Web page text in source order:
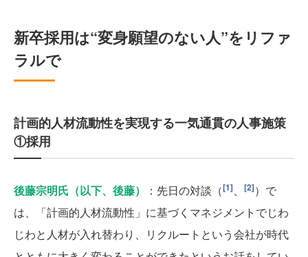
新卒採用は“変身願望のない人”をリファ
ラルで
計画的人材流動性を実現する一気通貫の人事施策
①採用
後藤宗明氏（以下、後藤） ：先日の対談（[1]、 [2]）で
は、「計画的人材流動性」に基づくマネジメントでじわ
じわと人材が入れ替わり、リクルートという会社が時代